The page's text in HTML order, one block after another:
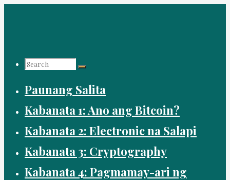
Search
for:
Paunang Salita
Kabanata 1: Ano ang Bitcoin?
Kabanata 2: Electronic na Salapi
Kabanata 3: Cryptography
Kabanata 4: Pagmamay-ari ng